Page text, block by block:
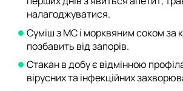
налагоджуватися.
Суміш з МС і морквяним соком за
позбавить від запорів.
Стакан в добу є відмінною
вірусних та інфекційних